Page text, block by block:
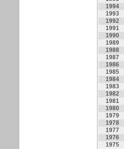
1994
1993
1992
1991
1990
1989
1988
1987
1986
1985
1984
1983
1982
1981
1980
1979
1978
1977
1976
1975